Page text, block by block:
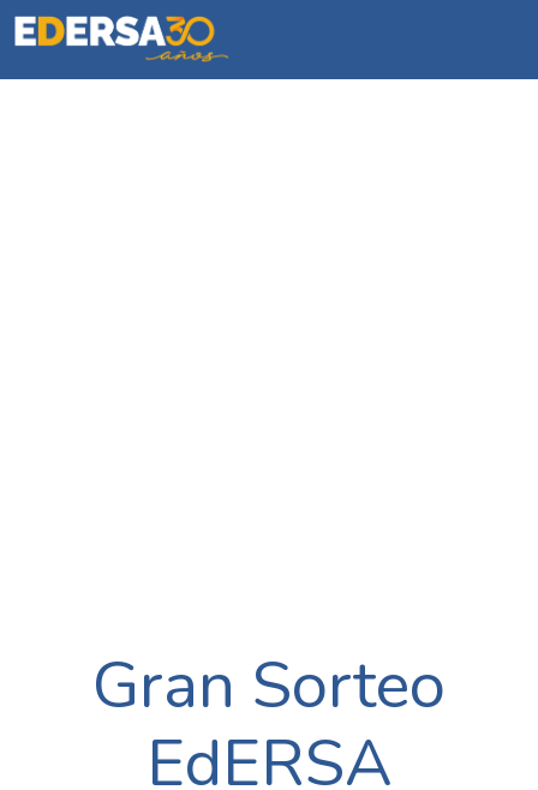
Gran Sorteo
EdERSA